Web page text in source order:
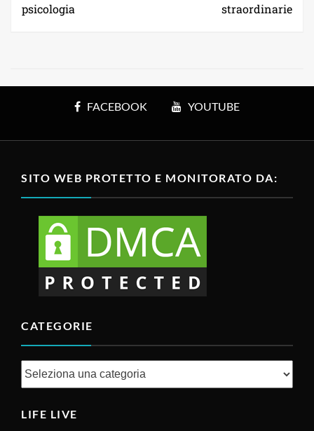
psicologia
straordinarie
FACEBOOK YOUTUBE
SITO WEB PROTETTO E MONITORATO DA:
CATEGORIE
Categorie
LIFE LIVE